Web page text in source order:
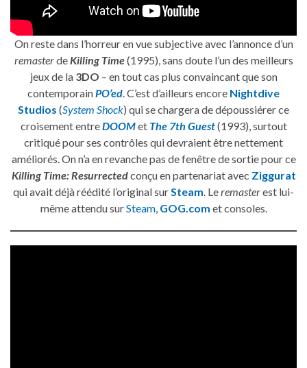
On reste dans l’horreur en vue subjective avec l’annonce d’un
remasterde Killing Time(1995), sans doute l’un des meilleurs
jeux de la 3DO – en tout cas plus convaincant que son
contemporain PO’ed . C’est d’ailleurs encore Nightdive
Studios (System Shock) qui se chargera de dépoussiérer ce
croisement entreDOOMet The 7th Guest(1993), surtout
critiqué pour ses contrôles qui devraient être nettement
améliorés. On n’a en revanche pas de fenêtre de sortie pour ce
Killing Time: Resurrectedconçu en partenariat avec Ziggurat
qui avait déjà réédité l’original sur Steam . Leremasterest lui-
même attendu surSteam, GOG.com et consoles.